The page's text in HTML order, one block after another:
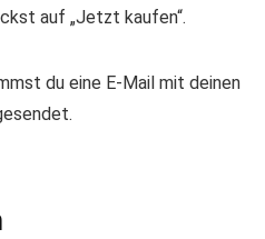
auf „Jetzt kaufen“.
du eine E-Mail mit deinen